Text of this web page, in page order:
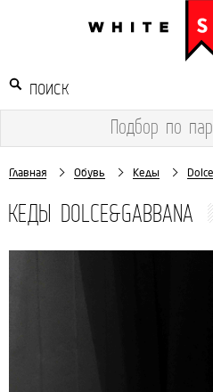
Подбор по
Главная Обувь Кеды
КЕДЫ DOLCE&GABBANA